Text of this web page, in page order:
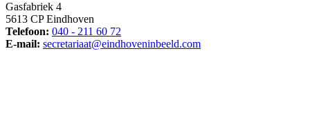
Gasfabriek 4
5613 CP Eindhoven
Telefoon: 040 - 211 60 72
E-mail: secretariaat@eindhoveninbeeld.com